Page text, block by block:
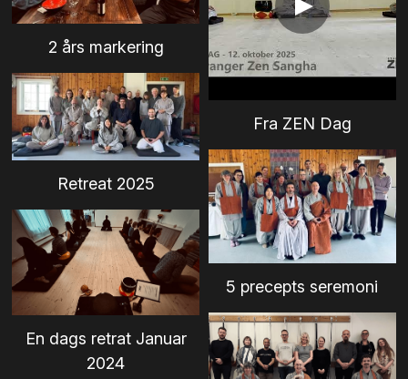
2 års markering
Retreat 2025
En dags retrat Januar
2024
Fra ZEN Dag
5 precepts seremoni